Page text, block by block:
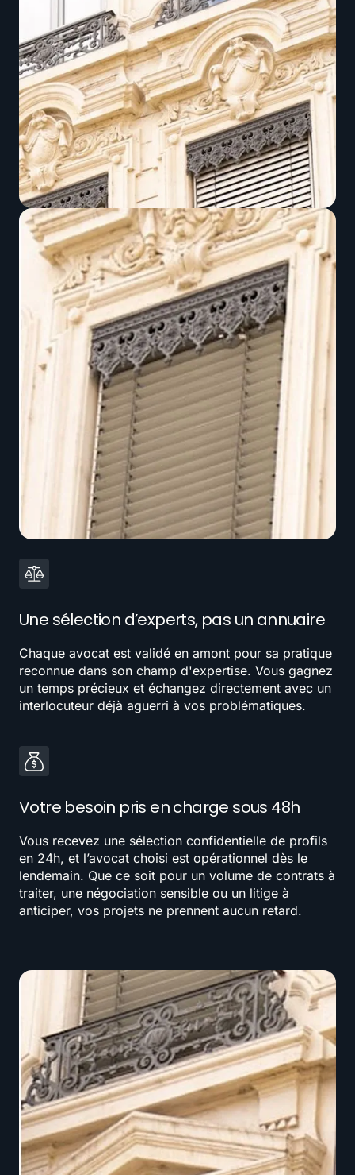
Une sélection d’experts, pas un annuaire
Chaque avocat est validé en amont pour sa pratique
reconnue dans son champ d'expertise. Vous gagnez
un temps précieux et échangez directement avec un
interlocuteur déjà aguerri à vos problématiques.
Votre besoin pris en charge sous 48h
Vous recevez une sélection confidentielle de profils
en 24h, et l’avocat choisi est opérationnel dès le
lendemain. Que ce soit pour un volume de contrats à
traiter, une négociation sensible ou un litige à
anticiper, vos projets ne prennent aucun retard.